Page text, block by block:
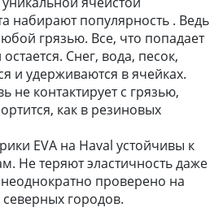
набирают популярность . Ведь
грязью. Все, что попадает
Снег, вода, песок,
и удерживаются в ячейках.
не контактирует с грязью,
как в резиновых
EVA на Haval устойчивы к
Не теряют эластичность даже
проверено на
северных городов.